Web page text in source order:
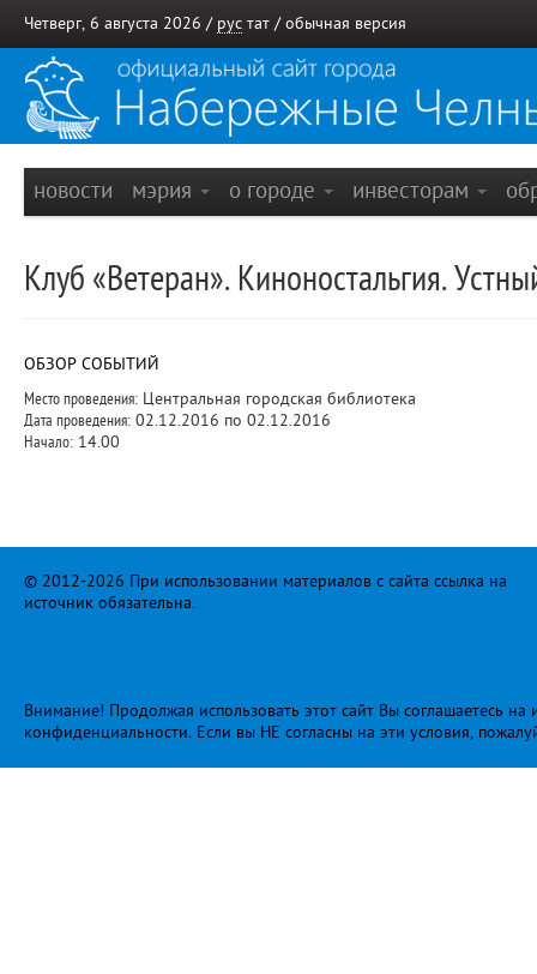
Четверг, 6 августа 2026 / рус тат / обычная версия
новости мэрия о городе инвесторам
Клуб «Ветеран». Киноностальгия.
ОБЗОР СОБЫТИЙ
Место проведения: Центральная городская библиотека
Дата проведения: 02.12.2016 по 02.12.2016
Начало: 14.00
© 2012-2026 При использовании материалов с сайта ссылка на
источник обязательна.
Внимание! Продолжая использовать этот сайт Вы соглашаетесь
конфиденциальности. Если вы НЕ согласны на эти условия,